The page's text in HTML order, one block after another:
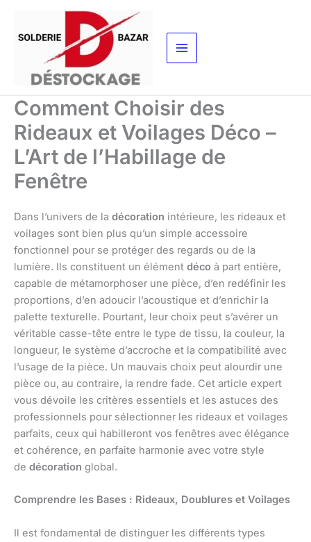
contenu
Comment Choisir des
Rideaux et Voilages Déco –
L’Art de l’Habillage de
Fenêtre
Dans l’univers de la décoration intérieure, les rideaux et
voilages sont bien plus qu’un simple accessoire
fonctionnel pour se protéger des regards ou de la
lumière. Ils constituent un élément déco à part entière,
capable de métamorphoser une pièce, d’en redéfinir les
proportions, d’en adoucir l’acoustique et d’enrichir la
palette texturelle. Pourtant, leur choix peut s’avérer un
véritable casse-tête entre le type de tissu, la couleur, la
longueur, le système d’accroche et la compatibilité avec
l’usage de la pièce. Un mauvais choix peut alourdir une
pièce ou, au contraire, la rendre fade. Cet article expert
vous dévoile les critères essentiels et les astuces des
professionnels pour sélectionner les rideaux et voilages
parfaits, ceux qui habilleront vos fenêtres avec élégance
et cohérence, en parfaite harmonie avec votre style
de décoration global.
Comprendre les Bases : Rideaux, Doublures et Voilages
Il est fondamental de distinguer les différents types